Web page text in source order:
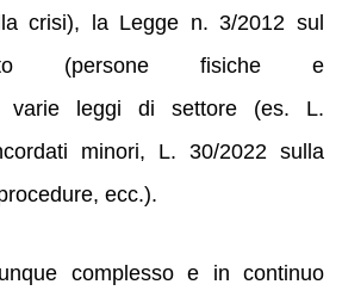
crisi), la Legge n. 3/2012 sul
(persone fisiche e
varie leggi di settore (es. L.
minori, L. 30/2022 sulla
ecc.).
complesso e in continuo